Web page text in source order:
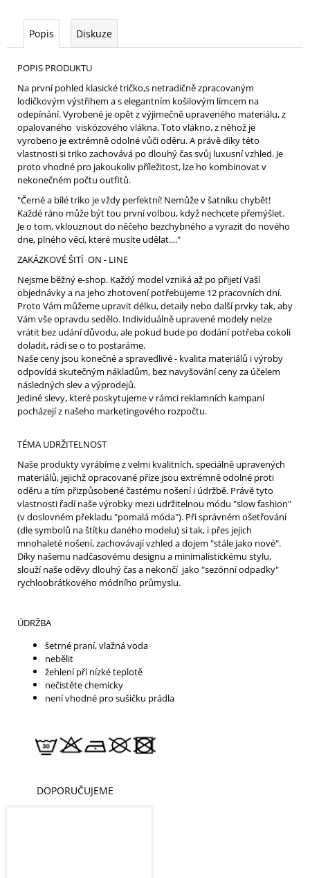
Popis Diskuze
POPIS PRODUKTU
Na první pohled klasické tričko,s netradičně zpracovaným
lodičkovým výstřihem a s elegantním košilovým límcem na
odepínání. Vyrobené je opět z výjimečně upraveného materiálu, z
opalovaného viskózového vlákna. Toto vlákno, z něhož je
vyrobeno je extrémně odolné vůči oděru. A právě díky této
vlastnosti si triko zachovává po dlouhý čas svůj luxusní vzhled. Je
proto vhodné pro jakoukoliv příležitost, lze ho kombinovat v
nekonečném počtu outfitů.
"Černé a bílé triko je vždy perfektní! Nemůže v šatníku chybět!
Každé ráno může být tou první volbou, když nechcete přemýšlet.
Je o tom, vklouznout do něčeho bezchybného a vyrazit do nového
dne, plného věcí, které musíte udělat...."
ZAKÁZKOVÉ ŠITÍ ON - LINE
Nejsme běžný e-shop. Každý model vzniká až po přijetí Vaší
objednávky a na jeho zhotovení potřebujeme 12 pracovních dní.
Proto Vám můžeme upravit délku, detaily nebo další prvky tak, aby
Vám vše opravdu sedělo. Individuálně upravené modely nelze
vrátit bez udání důvodu, ale pokud bude po dodání potřeba cokoli
doladit, rádi se o to postaráme.
Naše ceny jsou konečné a spravedlivé - kvalita materiálů i výroby
odpovídá skutečným nákladům, bez navyšování ceny za účelem
následných slev a výprodejů.
Jediné slevy, které poskytujeme v rámci reklamních kampaní
pocházejí z našeho marketingového rozpočtu.
TÉMA UDRŽITELNOST
Naše produkty vyrábíme z velmi kvalitních, speciálně upravených
materiálů, jejichž opracované příze jsou extrémně odolné proti
oděru a tím přizpůsobené častému nošení i údržbě. Právě tyto
vlastnosti řadí naše výrobky mezi udržitelnou módu "slow fashion"
(v doslovném překladu "pomalá móda"). Při správném ošetřování
(dle symbolů na štítku daného modelu) si tak, i přes jejich
mnohaleté nošení, zachovávají vzhled a dojem "stále jako nové".
Díky našemu nadčasovému designu a minimalistickému stylu,
slouží naše oděvy dlouhý čas a nekončí jako "sezónní odpadky"
rychloobrátkového módního průmyslu.
ÚDRŽBA
šetrné praní, vlažná voda
nebělit
žehlení při nízké teplotě
nečistěte chemicky
není vhodné pro sušičku prádla
DOPORUČUJEME